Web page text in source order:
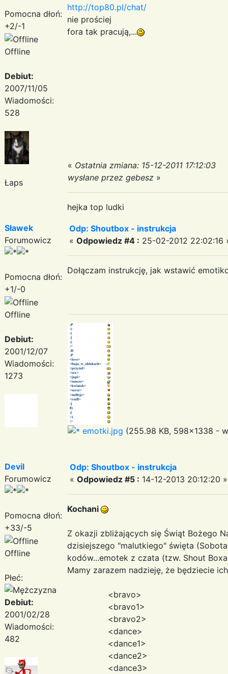
Pomocna dłoń:
+2/-1
Offline
Debiut:
2007/11/05
Wiadomości:
528
Łaps
http://top80.pl/chat/
nie prościej
fora tak pracują,...
« Ostatnia zmiana: 15-12-2011 17:12:03
wysłane przez gebesz »
hejka top ludki
Sławek
Forumowicz
Pomocna dłoń:
+1/-0
Offline
Debiut:
2001/12/07
Wiadomości:
1273
Odp: Shoutbox - instrukcja
« Odpowiedz #4 : 25-02-2012 22:02:16
Dołączam instrukcję, jak wstawić
emotki.jpg (255.98 KB, 598x1338 -
Devil
Forumowicz
Pomocna dłoń:
+33/-5
Offline
Płeć:
Debiut:
2001/02/28
Wiadomości:
482
Odp: Shoutbox - instrukcja
« Odpowiedz #5 : 14-12-2013 20:12:20 »
Kochani
Z okazji zbliżających się Świąt Bożego
dzisiejszego "malutkiego" święta
kodów...emotek z czata (tzw. Shout
Mamy zarazem nadzieję, że będziecie
<bravo>
<bravo1>
<bravo2>
<dance>
<dance1>
<dance2>
<dance3>